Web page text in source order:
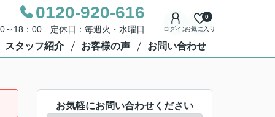
0120-920-616
～18：00 定休日：毎週火・水曜日 ログインお気に入り
0
スタッフ紹介 お客様の声 お問い合わせ
お気軽にお問い合わせください